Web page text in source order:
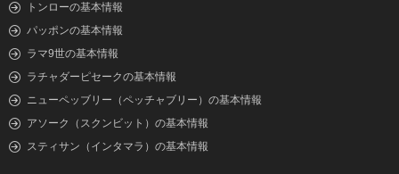
トンローの基本情報
パッポンの基本情報
ラマ9世の基本情報
ラチャダーピセークの基本情報
ニューペッブリー（ペッチャブリー）の基本情報
アソーク（スクンビット）の基本情報
スティサン（インタマラ）の基本情報